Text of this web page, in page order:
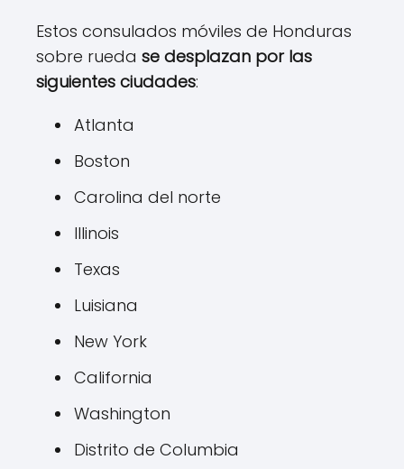
Estos consulados móviles de Honduras
sobre rueda se desplazan por las
siguientes ciudades:
Atlanta
Boston
Carolina del norte
Illinois
Texas
Luisiana
New York
California
Washington
Distrito de Columbia